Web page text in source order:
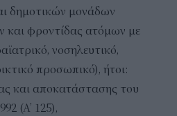
δημοτικών μονάδων
και φροντίδας ατόμων με
νοσηλευτικό,
προσωπικό), ήτοι:
και αποκατάστασης του
(Α’ 125),